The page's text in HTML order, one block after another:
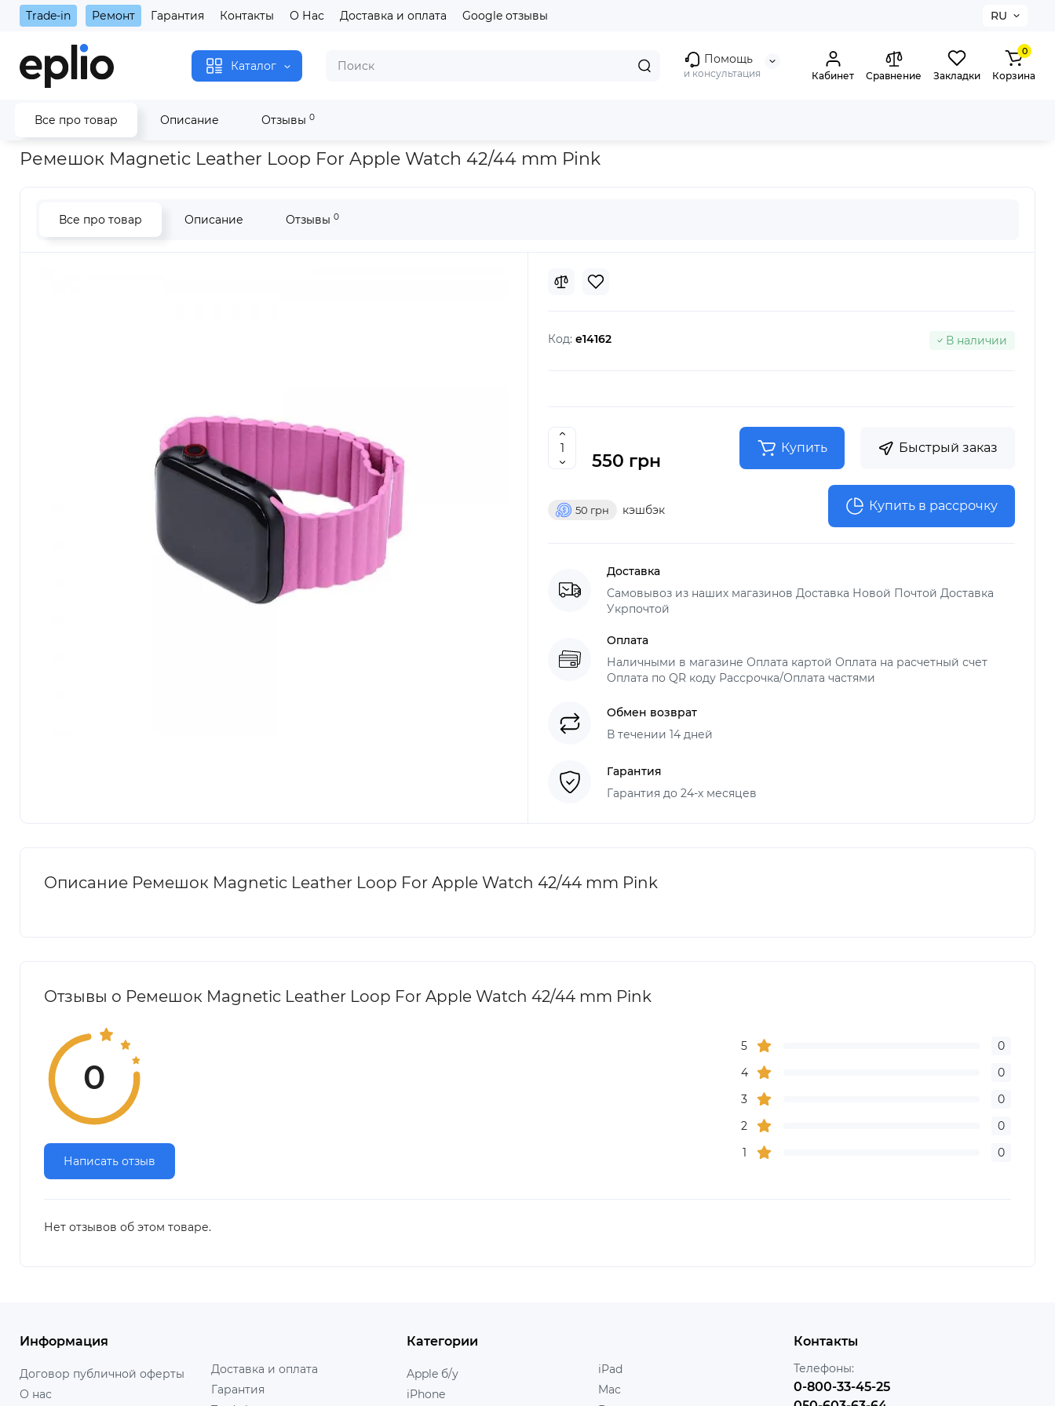
Trade-in Ремонт Гарантия Контакты О Нас Доставка и оплата Google отзывы RU
Каталог Помощь
и консультация Кабинет Сравнение Закладки
0
Корзина
Все про товар Описание Отзывы 0
Главная Аксессуары Ремешки Apple Watch 42/44/45/49mm
Ремешок Magnetic Leather Loop For Apple Watch 42/44 mm Pink
Все про товар Описание Отзывы 0
Код: e14162 В наличии
550 грн
Купить Быстрый заказ
50 грн кэшбэк Купить в рассрочку
Доставка
Самовывоз из наших магазинов Доставка Новой Почтой Доставка
Укрпочтой
Оплата
Наличными в магазине Оплата картой Оплата на расчетный счет
Оплата по QR коду Рассрочка/Оплата частями
Обмен возврат
В течении 14 дней
Гарантия
Гарантия до 24-х месяцев
Описание Ремешок Magnetic Leather Loop For Apple Watch 42/44 mm Pink
Отзывы о Ремешок Magnetic Leather Loop For Apple Watch 42/44 mm Pink
0
Написать отзыв
5
0
4
0
3
0
2
0
1
0
Нет отзывов об этом товаре.
Информация
Договор публичной оферты
О нас
Доставка и оплата
Гарантия
Категории
Apple б/у
iPhone
iPad
Mac
Контакты
Телефоны:
0-800-33-45-25